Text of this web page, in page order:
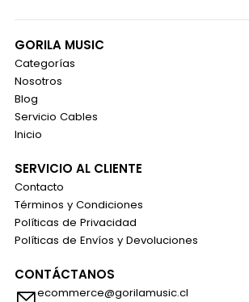
GORILA MUSIC
Categorías
Nosotros
Blog
Servicio Cables
Inicio
SERVICIO AL CLIENTE
Contacto
Términos y Condiciones
Políticas de Privacidad
Políticas de Envíos y Devoluciones
CONTÁCTANOS
ecommerce@gorilamusic.cl